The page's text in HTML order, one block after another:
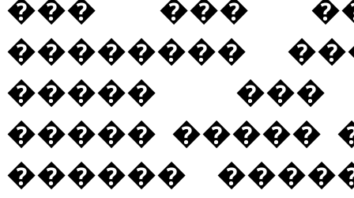
��� ���
��������
����� ���
����� �����
������